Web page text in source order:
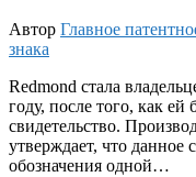
Автор Главное
знака
Redmond стала
году, после того, как
свидетельство.
утверждает, что данное
обозначения одной…